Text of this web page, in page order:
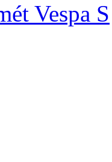
Vespa S